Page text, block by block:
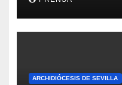
ARCHIDIÓCESIS DE SEVILLA